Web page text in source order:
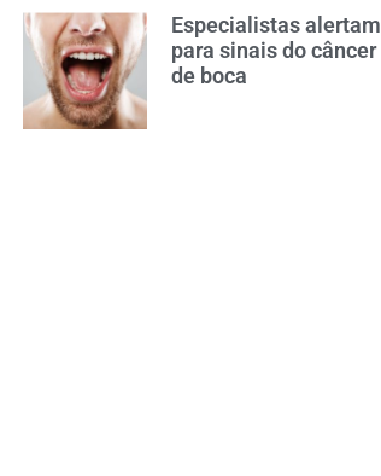
Especialistas alertam
para sinais do câncer
de boca